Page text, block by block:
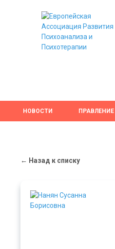
НОВОСТИ ПРАВЛЕНИЕ
← Назад к списку